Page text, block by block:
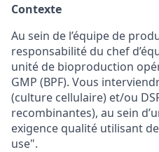
Contexte
Au sein de l’équipe de
responsabilité du chef
unité de bioproduction
GMP (BPF). Vous
(culture cellulaire) et/ou
recombinantes), au sein
exigence qualité utilisant
use".